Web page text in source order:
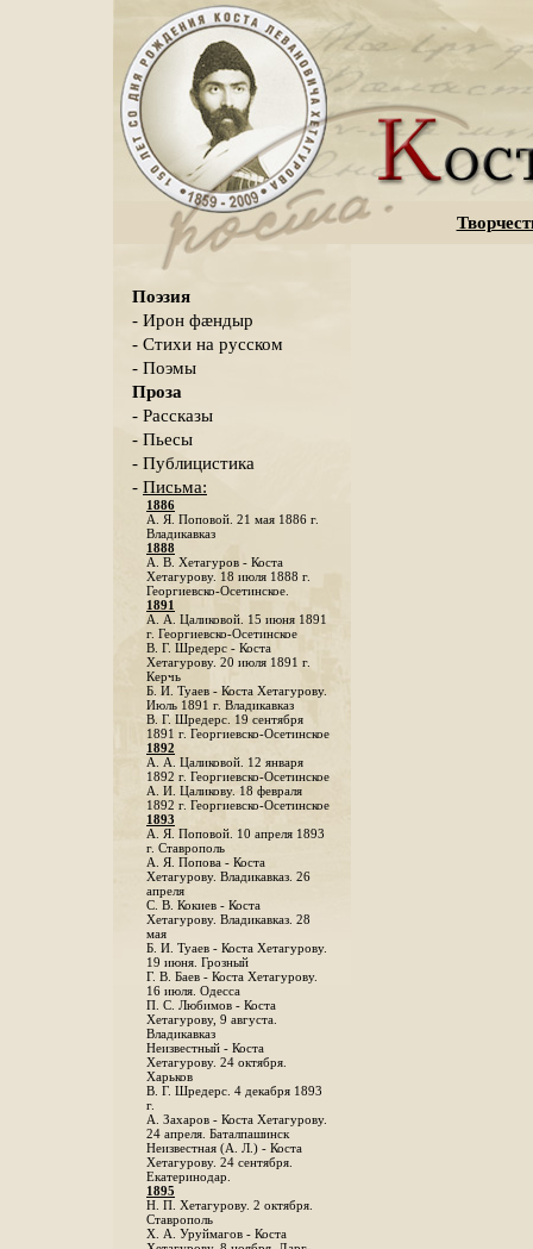
Поэзия
- Ирон фæндыр
- Стихи на русском
- Поэмы
Проза
- Рассказы
- Пьесы
- Публицистика
- Письма:
1886
А. Я. Поповой. 21 мая 1886 г.
Владикавказ
1888
A. В. Хетагуров - Коста
Хетагурову. 18 июля 1888 г.
Георгиевско-Осетинское.
1891
А. А. Цаликовой. 15 июня 1891
г. Георгиевско-Осетинское
B. Г. Шредерс - Коста
Хетагурову. 20 июля 1891 г.
Керчь
Б. И. Туаев - Коста Хетагурову.
Июль 1891 г. Владикавказ
В. Г. Шредерс. 19 сентября
1891 г. Георгиевско-Осетинское
1892
А. А. Цаликовой. 12 января
1892 г. Георгиевско-Осетинское
А. И. Цаликову. 18 февраля
1892 г. Георгиевско-Осетинское
1893
А. Я. Поповой. 10 апреля 1893
г. Ставрополь
A. Я. Попова - Коста
Хетагурову. Владикавказ. 26
апреля
С. В. Кокиев - Коста
Хетагурову. Владикавказ. 28
мая
Б. И. Туаев - Коста Хетагурову.
19 июня. Грозный
Г. В. Баев - Коста Хетагурову.
16 июля. Одесса
П. С. Любимов - Коста
Хетагурову, 9 августа.
Владикавказ
Неизвестный - Коста
Хетагурову. 24 октября.
Харьков
B. Г. Шредерс. 4 декабря 1893
г.
А. Захаров - Коста Хетагурову.
24 апреля. Баталпашинск
Неизвестная (А. Л.) - Коста
Хетагурову. 24 сентября.
Екатеринодар.
1895
Н. П. Хетагурову. 2 октября.
Ставрополь
X. А. Уруймагов - Коста